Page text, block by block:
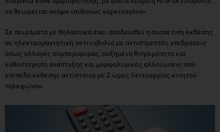
να θεωρείται ακόμα «πιθανώς καρκινογόνα».
Σε πειράματα με θηλαστικά έχει αποδειχθεί η συσχέτιση έκθεσης
σε ηλεκτρομαγνητική ακτινοβολία με αντιστρεπτές επιδράσεις
όπως αλλαγές συμπεριφοράς, αυξημένη θνησιμότητα και
καθυστέρηση ανάπτυξης και μορφολογικές αλλοιώσεις από
επίπεδα έκθεσης αντίστοιχα με 2 ώρες λειτουργίας κινητού
τηλεφώνου.